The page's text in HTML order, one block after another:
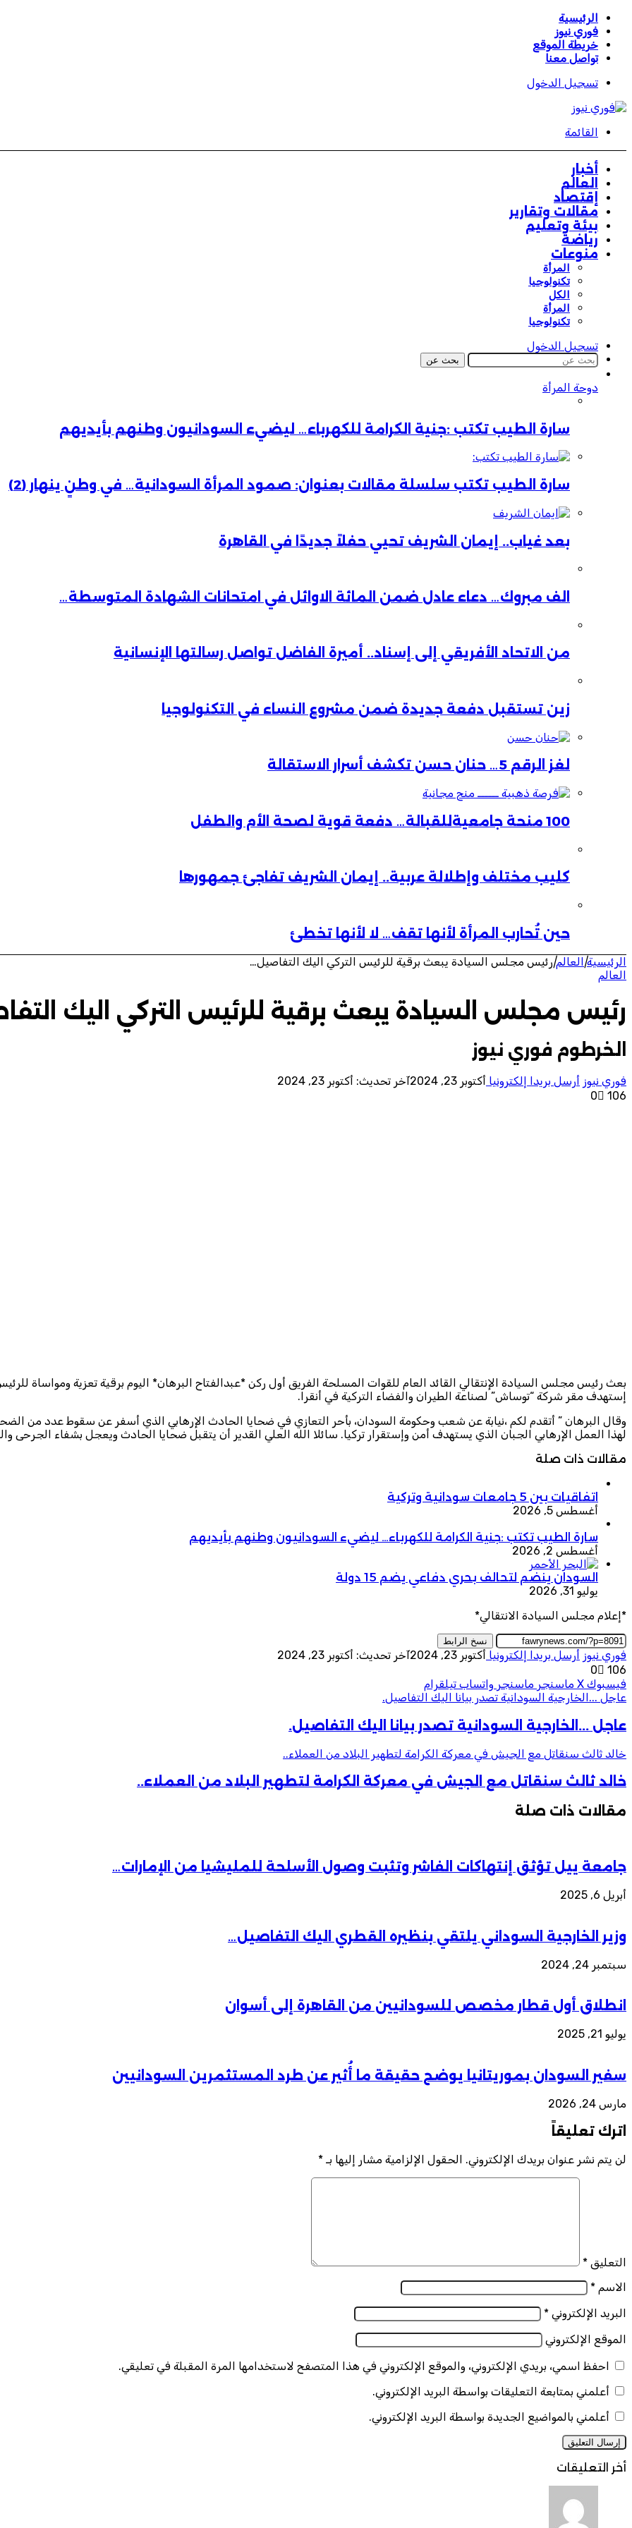
الرئيسية
فوري نيوز
خريطة الموقع
تواصل معنا
تسجيل الدخول
القائمة
أخبار
العالم
إقتصاد
مقالات وتقارير
بيئة وتعليم
رياضة
منوعات
المرأة
تكنولوجيا
الكل
المرأة
تكنولوجيا
تسجيل الدخول
بحث عن
دوحة المرأة
سارة الطيب تكتب :جنية الكرامة للكهرباء… ليضيء السودانيون وطنهم بأيديهم
سارة الطيب تكتب سلسلة مقالات بعنوان: صمود المرأة السودانية… في وطنٍ ينهار (2)
بعد غياب.. إيمان الشريف تحيي حفلاً جديدًا في القاهرة
الف مبروك… دعاء عادل ضمن المائة الاوائل في امتحانات الشهادة المتوسطة…
من الاتحاد الأفريقي إلى إسناد.. أميرة الفاضل تواصل رسالتها الإنسانية
زين تستقبل دفعة جديدة ضمن مشروع النساء في التكنولوجيا
لغز الرقم 5… حنان حسن تكشف أسرار الاستقالة
100 منحة جامعيةللقبالة… دفعة قوية لصحة الأم والطفل
كليب مختلف وإطلالة عربية.. إيمان الشريف تفاجئ جمهورها
حين تُحارب المرأة لأنها تقف… لا لأنها تخطئ
الرئيسية| العالم|رئيس مجلس السيادة يبعث برقية للرئيس التركي اليك التفاصيل…
العالم
رئيس مجلس السيادة يبعث برقية للرئيس التركي اليك
الخرطوم فوري نيوز
فوري نيوز أرسل بريدا إلكترونيا أكتوبر 23, 2024
آخر تحديث: أكتوبر 23, 2024
0
106
بعث رئيس مجلس السيادة الإنتقالي القائد العام للقوات المسلحة الفريق أول ركن *عبدالفتاح البرهان* اليوم برقية تعزية ومواساة
إستهدف مقر شركة “توساش” لصناعة الطيران والفضاء التركية في أنقرا.
وقال البرهان ” أتقدم لكم ،نيابة عن شعب وحكومة السودان، بأحر التعازي في ضحايا الحادث الإرهابي الذي أسفر عن سقوط عدد من
لهذا العمل الإرهابي الجبان الذي يستهدف أمن وإستقرار تركيا. سائلا الله العلي القدير أن يتقبل ضحايا الحادث ويعجل بشفاء الجرحى
مقالات ذات صلة
اتفاقيات بين 5 جامعات سودانية وتركية
أغسطس 5, 2026
سارة الطيب تكتب :جنية الكرامة للكهرباء… ليضيء السودانيون وطنهم بأيديهم
أغسطس 2, 2026
السودان ينضم لتحالف بحري دفاعي يضم 15 دولة
يوليو 31, 2026
*إعلام مجلس السيادة الانتقالي*
نسخ الرابط
فوري نيوز أرسل بريدا إلكترونيا أكتوبر 23, 2024
آخر تحديث: أكتوبر 23, 2024
0
106
فيسبوك ‫X ماسنجر ماسنجر واتساب تيلقرام
عاجل ...الخارجية السودانية تصدر بيانا اليك التفاصيل.
عاجل ...الخارجية السودانية تصدر بيانا اليك التفاصيل.
خالد ثالث سنقاتل مع الجيش في معركة الكرامة لتطهير البلاد من العملاء..
خالد ثالث سنقاتل مع الجيش في معركة الكرامة لتطهير البلاد من العملاء..
مقالات ذات صلة
جامعة ييل تؤثق إنتهاكات الفاشر وتثبت وصول الأسلحة للمليشيا من الإمارات…
أبريل 6, 2025
وزير الخارجية السوداني يلتقي بنظيره القطري اليك التفاصيل…
سبتمبر 24, 2024
انطلاق أول قطار مخصص للسودانيين من القاهرة إلى أسوان
يوليو 21, 2025
سفير السودان بموريتانيا يوضح حقيقة ما أُثير عن طرد المستثمرين السودانيين
مارس 24, 2026
اترك تعليقاً
لن يتم نشر عنوان بريدك الإلكتروني. الحقول الإلزامية مشار إليها بـ *
التعليق *
الاسم *
البريد الإلكتروني *
الموقع الإلكتروني
احفظ اسمي، بريدي الإلكتروني، والموقع الإلكتروني في هذا المتصفح لاستخدامها المرة المقبلة في تعليقي.
أعلمني بمتابعة التعليقات بواسطة البريد الإلكتروني.
أعلمني بالمواضيع الجديدة بواسطة البريد الإلكتروني.
أخر التعليقات